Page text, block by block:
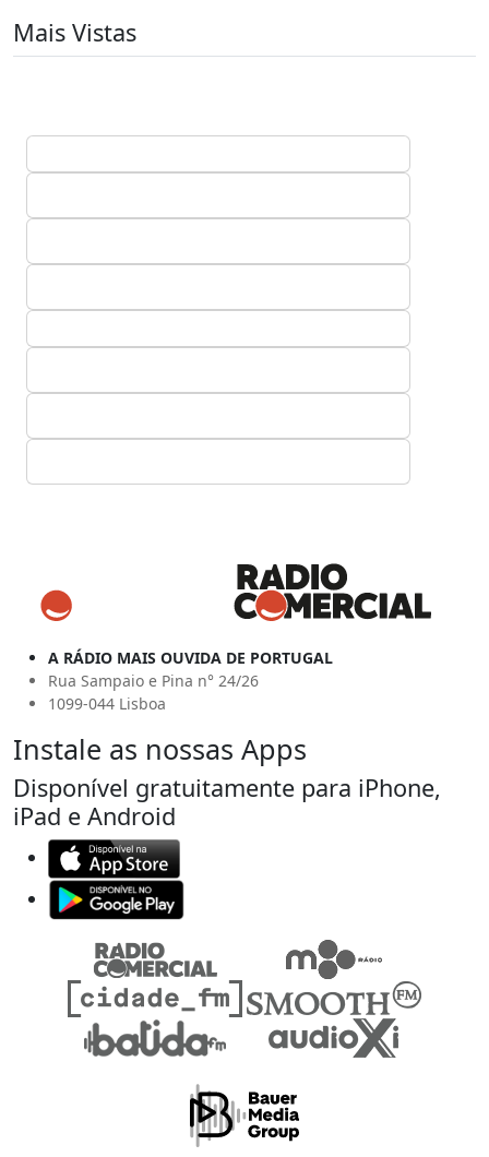
Mais Vistas
A RÁDIO MAIS OUVIDA DE PORTUGAL
Rua Sampaio e Pina n° 24/26
1099-044 Lisboa
Instale as nossas Apps
Disponível gratuitamente para iPhone,
iPad e Android